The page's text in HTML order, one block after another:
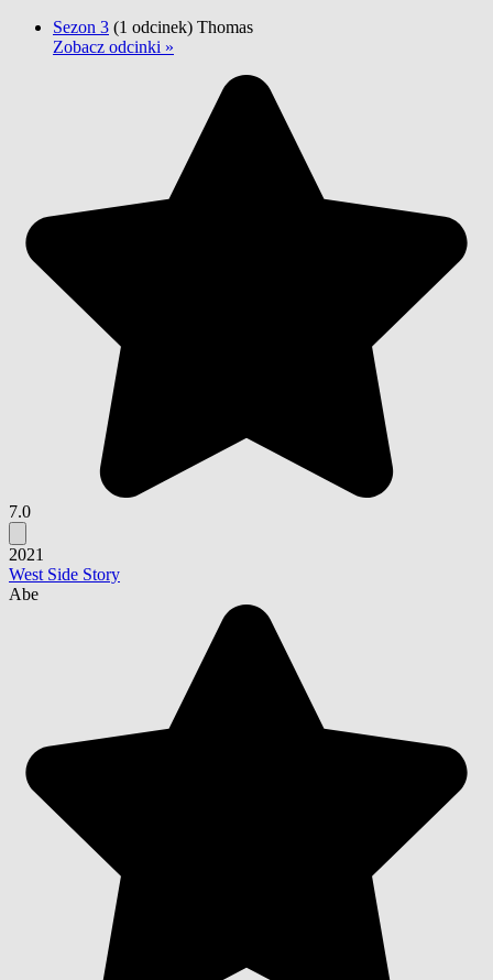
Sezon 3 (1 odcinek) Thomas
Zobacz odcinki »
7.0
2021
West Side Story
Abe